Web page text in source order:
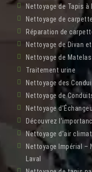
Nettoyage de Tapis à
Nettoyage de
Réparation de
Nettoyage de Divan
Nettoyage de
Traitement urine
Nettoyage des
Nettoyage de
Nettoyage
Découvrez
Nettoyage d’air
Nettoyage Impérial –
Laval